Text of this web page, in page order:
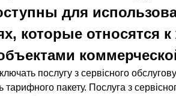
для
которые относятся
послугу з сервісного
тарифного пакету. Послуга з